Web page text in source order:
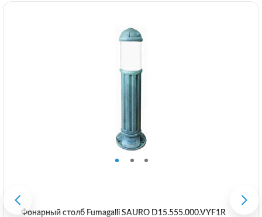
Фонарный столб Fumagalli SAURO D15.555.000.VYF1R